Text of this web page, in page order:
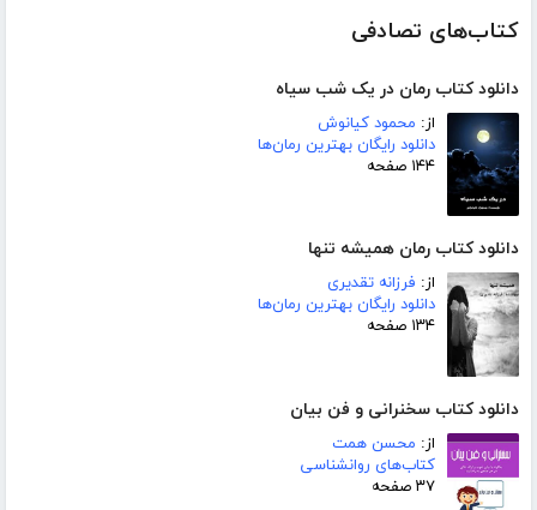
کتاب‌های تصادفی
دانلود کتاب رمان در یک شب سیاه
از: محمود کیانوش
دانلود رایگان بهترین رمان‌ها
۱۴۴ صفحه
دانلود کتاب رمان همیشه تنها
از: فرزانه تقدیری
دانلود رایگان بهترین رمان‌ها
۱۳۴ صفحه
دانلود کتاب سخنرانی و فن بیان
از: محسن همت
کتاب‌های روانشناسی
۳۷ صفحه